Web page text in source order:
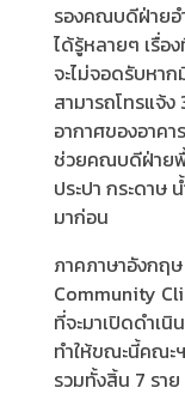
รองคณบดีฝ่ายอ
ได้รู้หลายๆ เรื่อ
จะไม่จอดรับหา
สามารถโทรแจ้
อากาศของอาค
ช่วยคณบดีฝ่ายพื้
ประปา กระดาษ
มาก่อน
ภาคภาษาอังกฤ
Community
ที่จะมาเปิดดำเ
ทำให้ขณะนี้คณ
รวมทั้งสิ้น 7 ราย